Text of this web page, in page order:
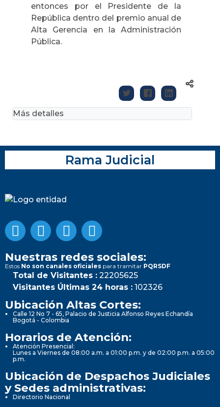
entonces por el Presidente de la
República dentro del premio anual de
Alta Gerencia en la Administración
Pública.
Más detalles
Rama Judicial
Nuestras redes sociales:
Estos No son canales oficiales para tramitar PQRSDF
Total de Visitantes : 22205625
Visitantes Últimas 24 horas : 102326
Ubicación Altas Cortes:
Calle 12 No 7 - 65, Palacio de Justicia Alfonso Reyes Echandía
Bogotá - Colombia
Horarios de Atención:
Atención Presencial:
Lunes a Viernes de 08:00 a.m. a 01:00 p.m. y de 02:00 p.m. a 05:00
p.m.
Ubicación de Despachos Judiciales
y Sedes administrativas:
Directorio Nacional